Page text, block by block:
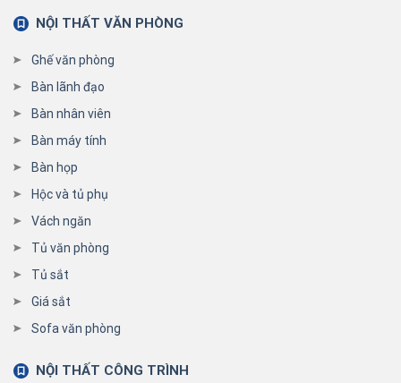
NỘI THẤT VĂN PHÒNG
Ghế văn phòng
Bàn lãnh đạo
Bàn nhân viên
Bàn máy tính
Bàn họp
Hộc và tủ phụ
Vách ngăn
Tủ văn phòng
Tủ sắt
Giá sắt
Sofa văn phòng
NỘI THẤT CÔNG TRÌNH